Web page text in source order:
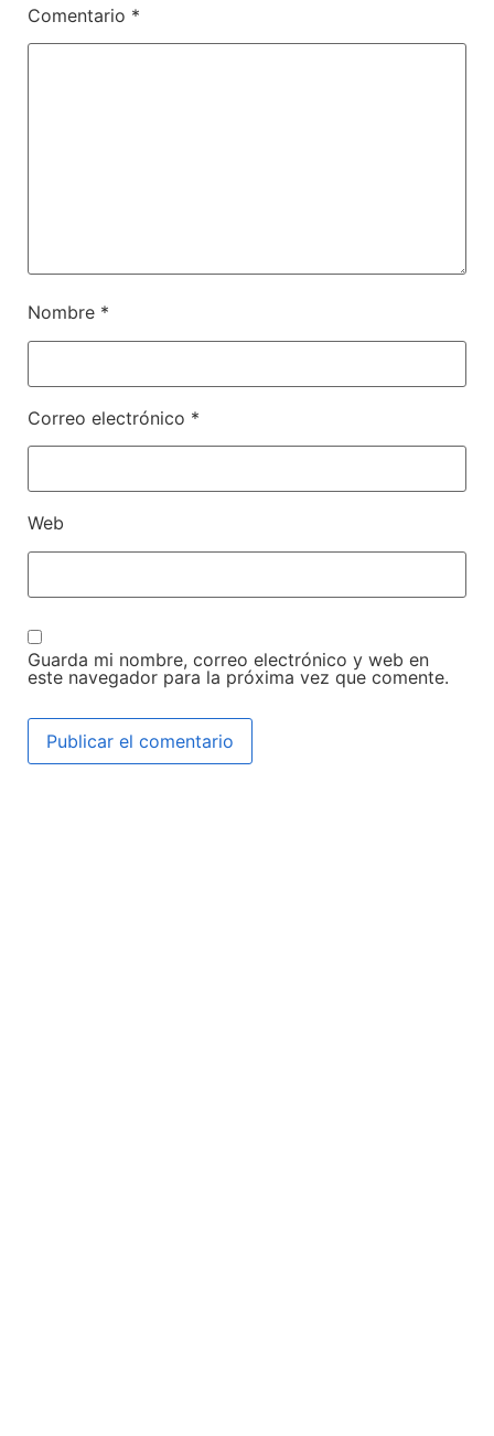
Comentario *
Nombre *
Correo electrónico *
Web
Guarda mi nombre, correo electrónico y web en
este navegador para la próxima vez que comente.